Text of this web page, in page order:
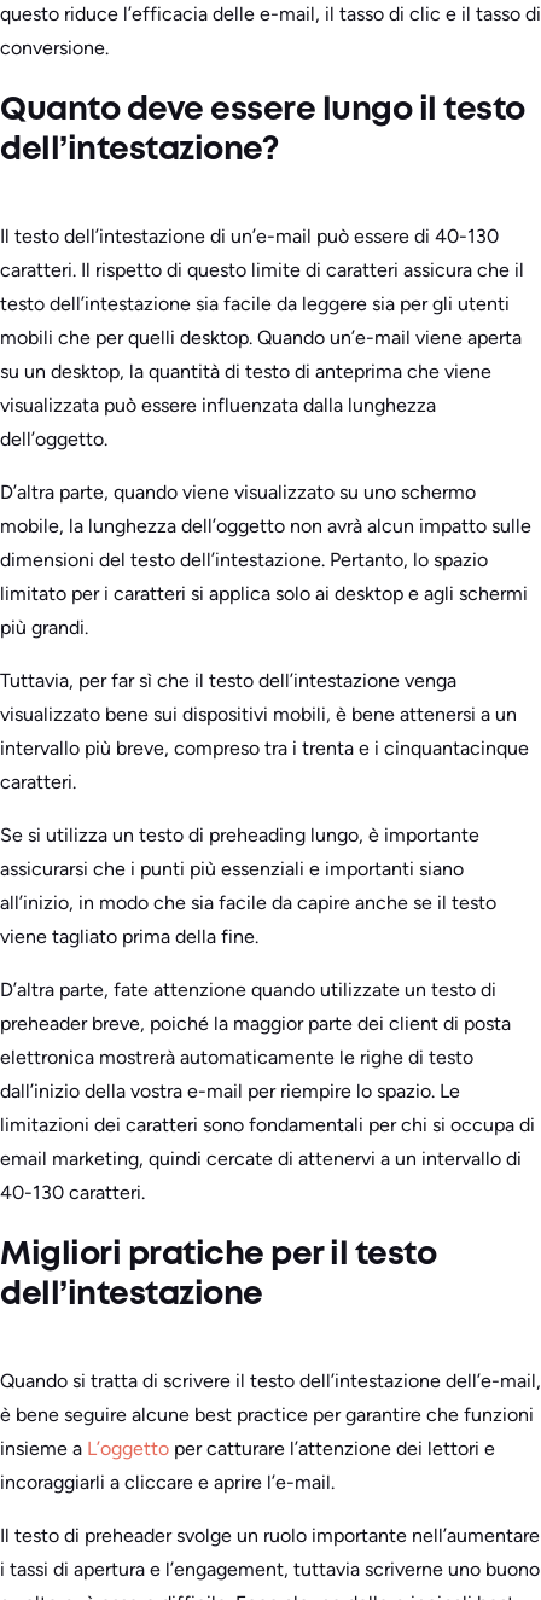
questo riduce l’efficacia delle e-mail, il tasso di clic e il tasso di
conversione.
Quanto deve essere lungo il testo
dell’intestazione?
Il testo dell’intestazione di un’e-mail può essere di 40-130
caratteri. Il rispetto di questo limite di caratteri assicura che il
testo dell’intestazione sia facile da leggere sia per gli utenti
mobili che per quelli desktop. Quando un’e-mail viene aperta
su un desktop, la quantità di testo di anteprima che viene
visualizzata può essere influenzata dalla lunghezza
dell’oggetto.
D’altra parte, quando viene visualizzato su uno schermo
mobile, la lunghezza dell’oggetto non avrà alcun impatto sulle
dimensioni del testo dell’intestazione. Pertanto, lo spazio
limitato per i caratteri si applica solo ai desktop e agli schermi
più grandi.
Tuttavia, per far sì che il testo dell’intestazione venga
visualizzato bene sui dispositivi mobili, è bene attenersi a un
intervallo più breve, compreso tra i trenta e i cinquantacinque
caratteri.
Se si utilizza un testo di preheading lungo, è importante
assicurarsi che i punti più essenziali e importanti siano
all’inizio, in modo che sia facile da capire anche se il testo
viene tagliato prima della fine.
D’altra parte, fate attenzione quando utilizzate un testo di
preheader breve, poiché la maggior parte dei client di posta
elettronica mostrerà automaticamente le righe di testo
dall’inizio della vostra e-mail per riempire lo spazio. Le
limitazioni dei caratteri sono fondamentali per chi si occupa di
email marketing, quindi cercate di attenervi a un intervallo di
40-130 caratteri.
Migliori pratiche per il testo
dell’intestazione
Quando si tratta di scrivere il testo dell’intestazione dell’e-mail,
è bene seguire alcune best practice per garantire che funzioni
insieme a L’oggetto per catturare l’attenzione dei lettori e
incoraggiarli a cliccare e aprire l’e-mail.
Il testo di preheader svolge un ruolo importante nell’aumentare
i tassi di apertura e l’engagement, tuttavia scriverne uno buono